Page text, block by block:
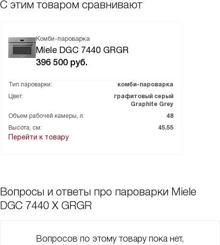
С этим товаром сравнивают
Комби-пароварка
Miele DGC 7440 GRGR
396 500 руб.
Тип пароварки:
комби-пароварка
Цвет:
графитовый серый
Graphite Grey
Объем рабочей камеры, л:
48
Высота, см:
45.55
Перейти к товару
Вопросы и ответы про пароварки Miele
DGC 7440 X GRGR
Вопросов по этому товару пока нет,